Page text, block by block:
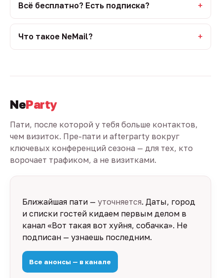
Всё бесплатно? Есть подписка?
Что такое NeMail?
NeParty
Пати, после которой у тебя больше контактов,
чем визиток. Пре-пати и afterparty вокруг
ключевых конференций сезона — для тех, кто
ворочает трафиком, а не визитками.
Ближайшая пати — уточняется. Даты, город
и списки гостей кидаем первым делом в
канал «Вот такая вот хуйня, собачка». Не
подписан — узнаешь последним.
Все анонсы — в канале